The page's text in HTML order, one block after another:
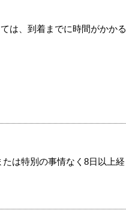
は、到着までに時間がかかる
は特別の事情なく8日以上経